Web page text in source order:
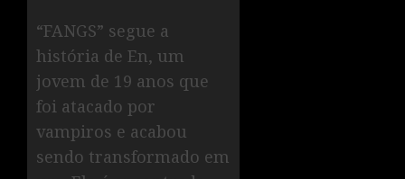
“FANGS” segue a
história de En, um
jovem de 19 anos que
foi atacado por
vampiros e acabou
sendo transformado em